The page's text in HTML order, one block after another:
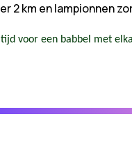
2 km en lampionnen
voor een babbel met